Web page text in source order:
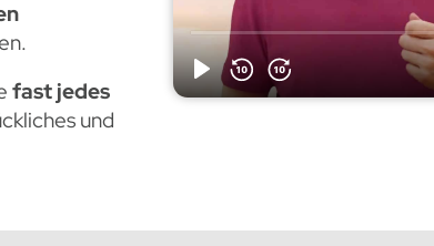
fast jedes
und